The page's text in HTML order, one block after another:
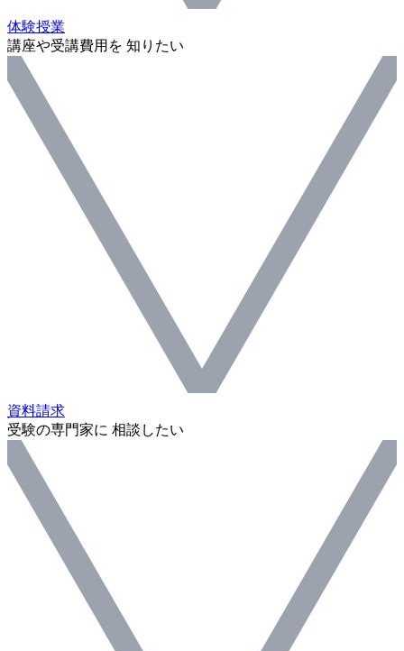
体験授業
講座や受講費用を 知りたい
資料請求
受験の専門家に 相談したい